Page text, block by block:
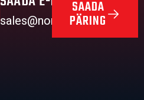
sales@nordictehnika.ee
SAADA
PÄRING